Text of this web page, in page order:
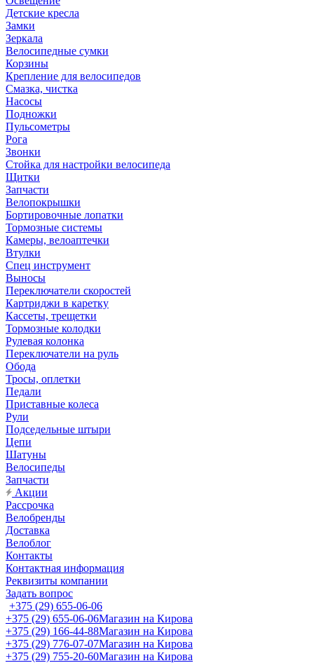
Детские кресла
Замки
Зеркала
Велосипедные сумки
Корзины
Крепление для велосипедов
Смазка, чистка
Насосы
Подножки
Пульсометры
Рога
Звонки
Стойка для настройки велосипеда
Щитки
Запчасти
Велопокрышки
Бортировочные лопатки
Тормозные системы
Камеры, велоаптечки
Втулки
Спец инструмент
Выносы
Переключатели скоростей
Картриджи в каретку
Кассеты, трещетки
Тормозные колодки
Рулевая колонка
Переключатели на руль
Обода
Тросы, оплетки
Педали
Приставные колеса
Рули
Подседельные штыри
Цепи
Шатуны
Велосипеды
Запчасти
Акции
Рассрочка
Велобренды
Доставка
Велоблог
Контакты
Контактная информация
Реквизиты компании
Задать вопрос
+375 (29) 655-06-06
+375 (29) 655-06-06Магазин на Кирова
+375 (29) 166-44-88Магазин на Кирова
+375 (29) 776-07-07Магазин на Кирова
+375 (29) 755-20-60Магазин на Кирова